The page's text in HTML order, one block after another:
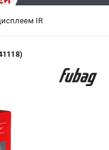
IR